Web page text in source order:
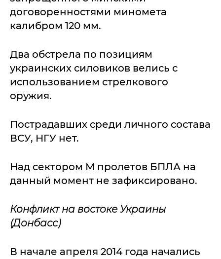
договоренностями миномета
калибром 120 мм.
Два обстрела по позициям
украинских силовиков велись с
использованием стрелкового
оружия.
Пострадавших среди личного состава
ВСУ, НГУ нет.
Над сектором М пролетов БПЛА на
данный момент не зафиксировано.
Конфликт на востоке Украины
(Донбасс)
В начале апреля 2014 года начались